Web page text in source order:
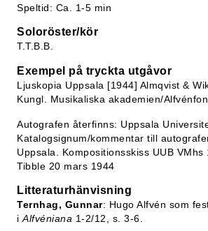
Speltid: Ca. 1-5 min
Soloröster/kör
T.T.B.B.
Exempel på tryckta utgåvor
Ljuskopia Uppsala [1944] Almqvist &
Kungl. Musikaliska akademien/
Autografen återfinns: Uppsala
Katalogsignum/kommentar till
Uppsala. Kompositionsskiss UUB VMhs
Tibble 20 mars 1944
Litteraturhänvisning
Ternhag, Gunnar: Hugo Alfvén som
i Alfvéniana 1-2/12, s. 3-6.